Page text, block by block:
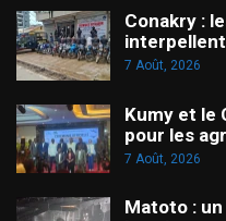
Conakry :
7 Août, 2026
Kumy et le
pour les
7 Août, 2026
Matoto :